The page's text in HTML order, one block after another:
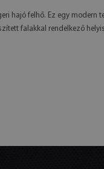
felhő. Ez egy modern
falakkal rendelkező